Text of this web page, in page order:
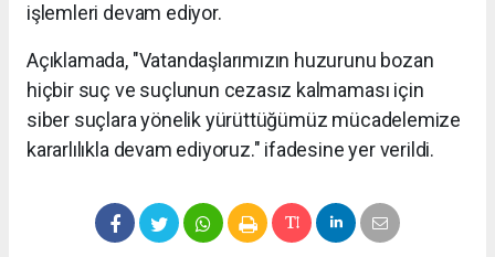
işlemleri devam ediyor.
Açıklamada, "Vatandaşlarımızın huzurunu bozan
hiçbir suç ve suçlunun cezasız kalmaması için
siber suçlara yönelik yürüttüğümüz mücadelemize
kararlılıkla devam ediyoruz." ifadesine yer verildi.